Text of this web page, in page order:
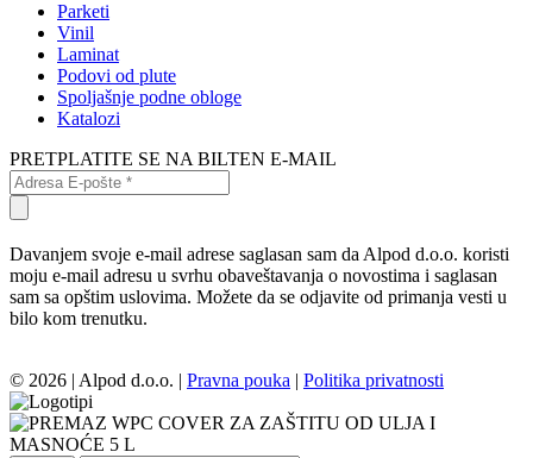
Parketi
Vinil
Laminat
Podovi od plute
Spoljašnje podne obloge
Katalozi
PRETPLATITE SE NA BILTEN E-MAIL
Davanjem svoje e-mail adrese saglasan sam da Alpod d.o.o. koristi
moju e-mail adresu u svrhu obaveštavanja o novostima i saglasan
sam sa opštim uslovima. Možete da se odjavite od primanja vesti u
bilo kom trenutku.
© 2026 | Alpod d.o.o. | Pravna pouka | Politika privatnosti